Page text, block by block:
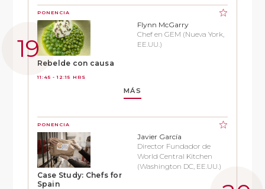
PONENCIA
Rebelde con causa
11:45 - 12:15 HRS
Flynn McGarry
Chef en GEM (Nueva York,
EE.UU.)
MÁS
PONENCIA
Case Study: Chefs for
Spain
Javier García
Director Fundador de
World Central Kitchen
(Washington DC, EE.UU.)